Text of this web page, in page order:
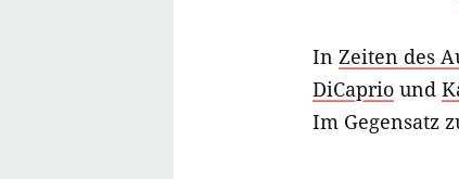
In Zeiten des
DiCaprio und
Im Gegensatz